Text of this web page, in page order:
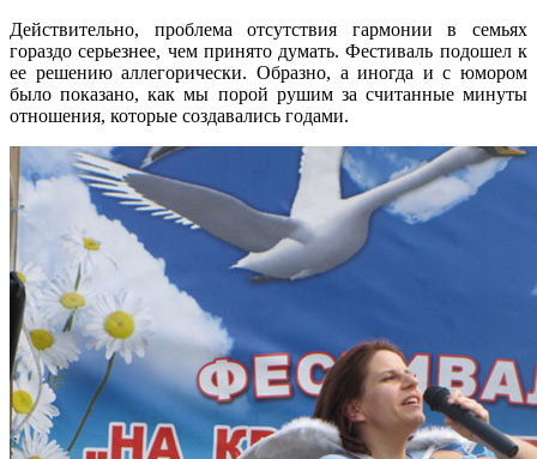
Действительно, проблема отсутствия гармонии в семьях
гораздо серьезнее, чем принято думать. Фестиваль подошел к
ее решению аллегорически. Образно, а иногда и с юмором
было показано, как мы порой рушим за считанные минуты
отношения, которые создавались годами.